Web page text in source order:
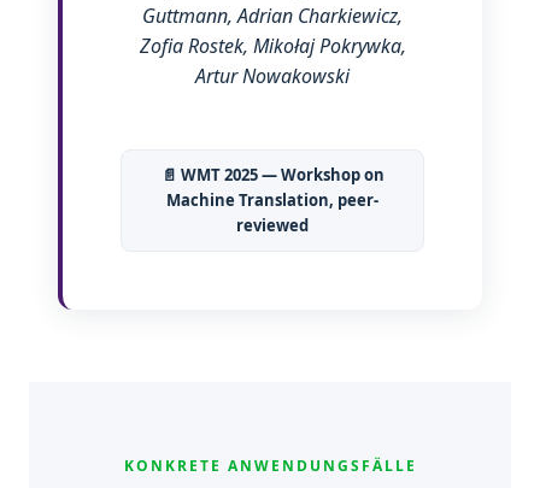
Guttmann, Adrian Charkiewicz,
Zofia Rostek, Mikołaj Pokrywka,
Artur Nowakowski
📄 WMT 2025 — Workshop on
Machine Translation, peer-
reviewed
KONKRETE ANWENDUNGSFÄLLE